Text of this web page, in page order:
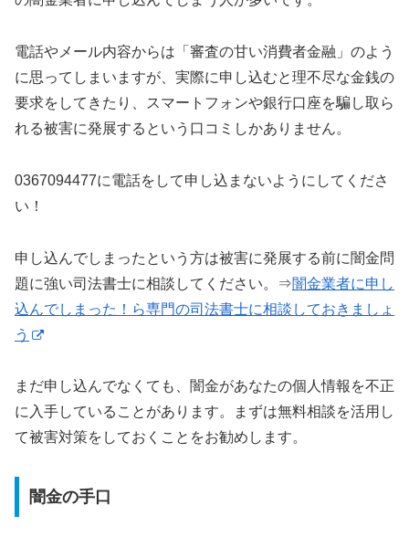
電話やメール内容からは「審査の甘い消費者金融」のよう
に思ってしまいますが、実際に申し込むと理不尽な金銭の
要求をしてきたり、スマートフォンや銀行口座を騙し取ら
れる被害に発展するという口コミしかありません。
0367094477に電話をして申し込まないようにしてくださ
い！
申し込んでしまったという方は被害に発展する前に闇金問
題に強い司法書士に相談してください。⇒闇金業者に申し
込んでしまった！ら専門の司法書士に相談しておきましょ
う
まだ申し込んでなくても、闇金があなたの個人情報を不正
に入手していることがあります。まずは無料相談を活用し
て被害対策をしておくことをお勧めします。
闇金の手口